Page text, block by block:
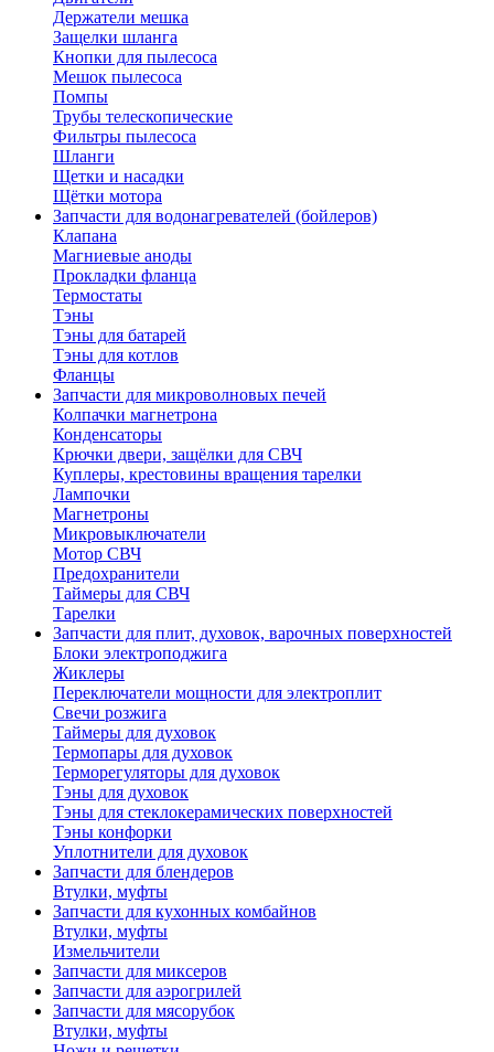
Держатели мешка
Защелки шланга
Кнопки для пылесоса
Мешок пылесоса
Помпы
Трубы телескопические
Фильтры пылесоса
Шланги
Щетки и насадки
Щётки мотора
Запчасти для водонагревателей (бойлеров)
Клапана
Магниевые аноды
Прокладки фланца
Термостаты
Тэны
Тэны для батарей
Тэны для котлов
Фланцы
Запчасти для микроволновых печей
Колпачки магнетрона
Конденсаторы
Крючки двери, защёлки для СВЧ
Куплеры, крестовины вращения тарелки
Лампочки
Магнетроны
Микровыключатели
Мотор СВЧ
Предохранители
Таймеры для СВЧ
Тарелки
Запчасти для плит, духовок, варочных поверхностей
Блоки электроподжига
Жиклеры
Переключатели мощности для электроплит
Свечи розжига
Таймеры для духовок
Термопары для духовок
Терморегуляторы для духовок
Тэны для духовок
Тэны для стеклокерамических поверхностей
Тэны конфорки
Уплотнители для духовок
Запчасти для блендеров
Втулки, муфты
Запчасти для кухонных комбайнов
Втулки, муфты
Измельчители
Запчасти для миксеров
Запчасти для аэрогрилей
Запчасти для мясорубок
Втулки, муфты